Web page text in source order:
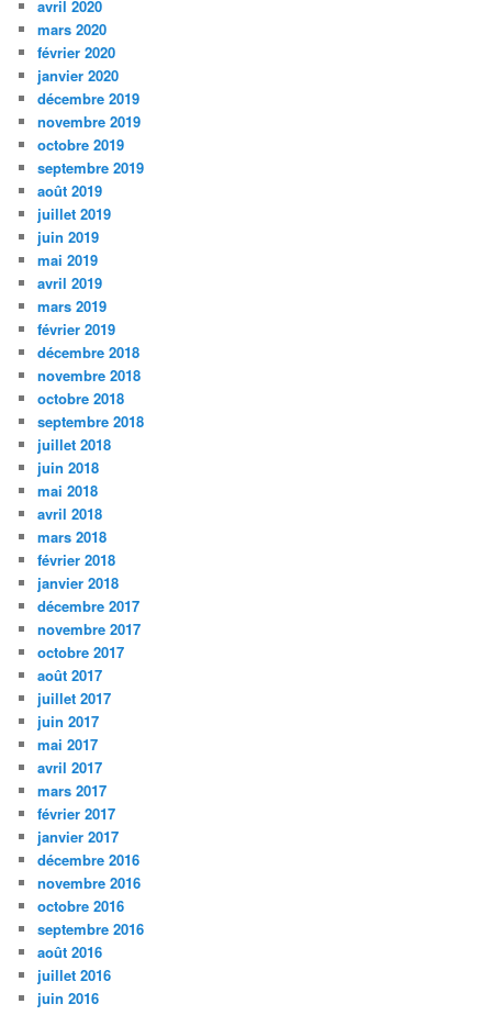
avril 2020
mars 2020
février 2020
janvier 2020
décembre 2019
novembre 2019
octobre 2019
septembre 2019
août 2019
juillet 2019
juin 2019
mai 2019
avril 2019
mars 2019
février 2019
décembre 2018
novembre 2018
octobre 2018
septembre 2018
juillet 2018
juin 2018
mai 2018
avril 2018
mars 2018
février 2018
janvier 2018
décembre 2017
novembre 2017
octobre 2017
août 2017
juillet 2017
juin 2017
mai 2017
avril 2017
mars 2017
février 2017
janvier 2017
décembre 2016
novembre 2016
octobre 2016
septembre 2016
août 2016
juillet 2016
juin 2016